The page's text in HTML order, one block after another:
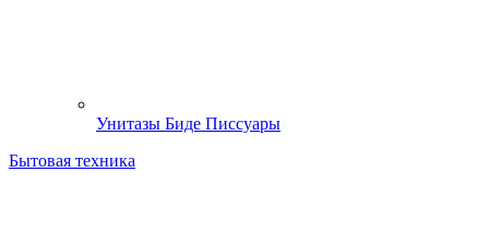
Унитазы Биде Писсуары
Бытовая техника